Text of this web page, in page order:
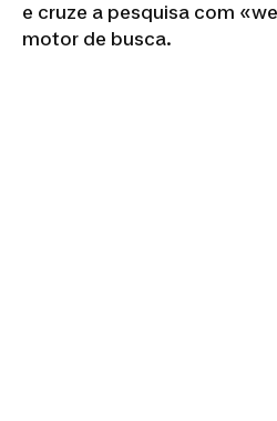
e cruze a pesquisa com
motor de busca.